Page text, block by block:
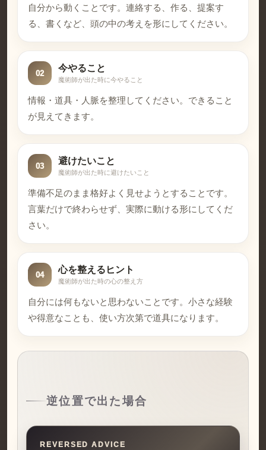
自分から動くことです。連絡する、作る、提案す
る、書くなど、頭の中の考えを形にしてください。
02 今やること
魔術師が出た時に今やること
情報・道具・人脈を整理してください。できること
が見えてきます。
03 避けたいこと
魔術師が出た時に避けたいこと
準備不足のまま格好よく見せようとすることです。
言葉だけで終わらせず、実際に動ける形にしてくだ
さい。
04 心を整えるヒント
魔術師が出た時の心の整え方
自分には何もないと思わないことです。小さな経験
や得意なことも、使い方次第で道具になります。
逆位置で出た場合
REVERSED ADVICE